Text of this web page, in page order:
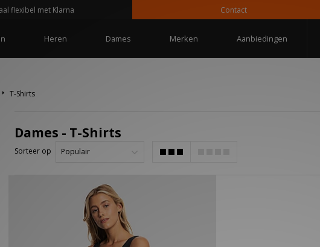
flexibel met Klarna Contact
Heren Dames Merken Aanbiedingen
T-Shirts
Dames - T-Shirts
Sorteer op